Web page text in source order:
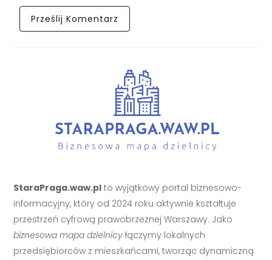
StaraPraga.waw.pl to wyjątkowy portal biznesowo-
informacyjny, który od 2024 roku aktywnie kształtuje
przestrzeń cyfrową prawobrzeżnej Warszawy. Jako
biznesowa mapa dzielnicy łączymy lokalnych
przedsiębiorców z mieszkańcami, tworząc dynamiczną